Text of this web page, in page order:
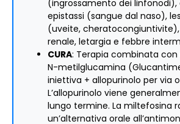
(ingrossamento dei
epistassi (sangue dal naso),
(uveite,
renale, letargia e febbre
CURA: Terapia combinata
N-metilglucamina
iniettiva + allopurinolo per via
L’allopurinolo viene
lungo termine. La miltefosina
un’alternativa orale